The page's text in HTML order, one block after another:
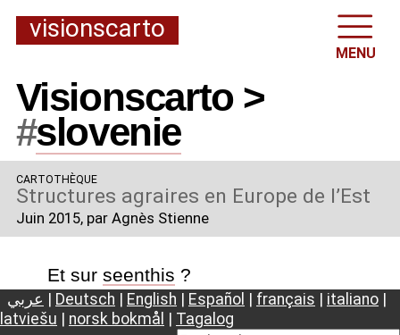
visionscarto
MENU
Visionscarto >
#slovenie
CARTOTHÈQUE
Structures agraires en Europe de l’Est
Juin 2015, par Agnès Stienne
Et sur seenthis ?
عربي Deutsch English Español français italiano
latviešu
norsk bokmål Tagalog